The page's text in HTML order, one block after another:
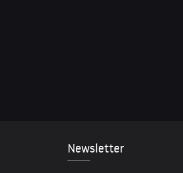
Newsletter